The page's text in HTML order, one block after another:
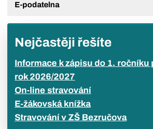
E-podatelna
Nejčastěji řešíte
Informace k zápisu do 1. ročníku
rok 2026/2027
On-line stravování
E-žákovská knížka
Stravování v ZŠ Bezručova